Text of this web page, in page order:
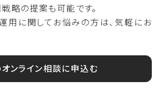
略の提案も可能です。
に関してお悩みの方は、気軽にお
ンライン相談に申込む